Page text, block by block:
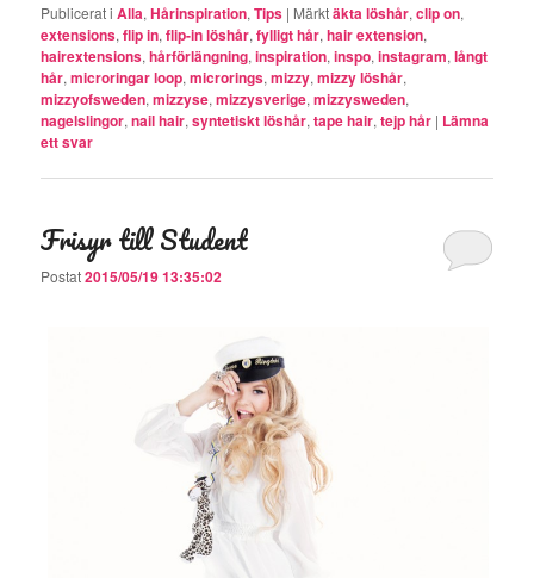
Publicerat i Alla,Hårinspiration,Tips | Märktäkta löshår,clip on,
extensions,flip in,flip-in löshår,fylligt hår,hair extension,
hairextensions,hårförlängning,inspiration,inspo,instagram,långt
hår,microringar loop,microrings,mizzy,mizzy löshår,
mizzyofsweden,mizzyse,mizzysverige,mizzysweden,
nagelslingor,nail hair,syntetiskt löshår,tape hair,tejp hår | Lämna
ett svar
Frisyr till Student
Postat2015/05/19 13:35:02